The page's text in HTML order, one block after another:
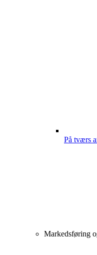
På tværs
Markedsføring